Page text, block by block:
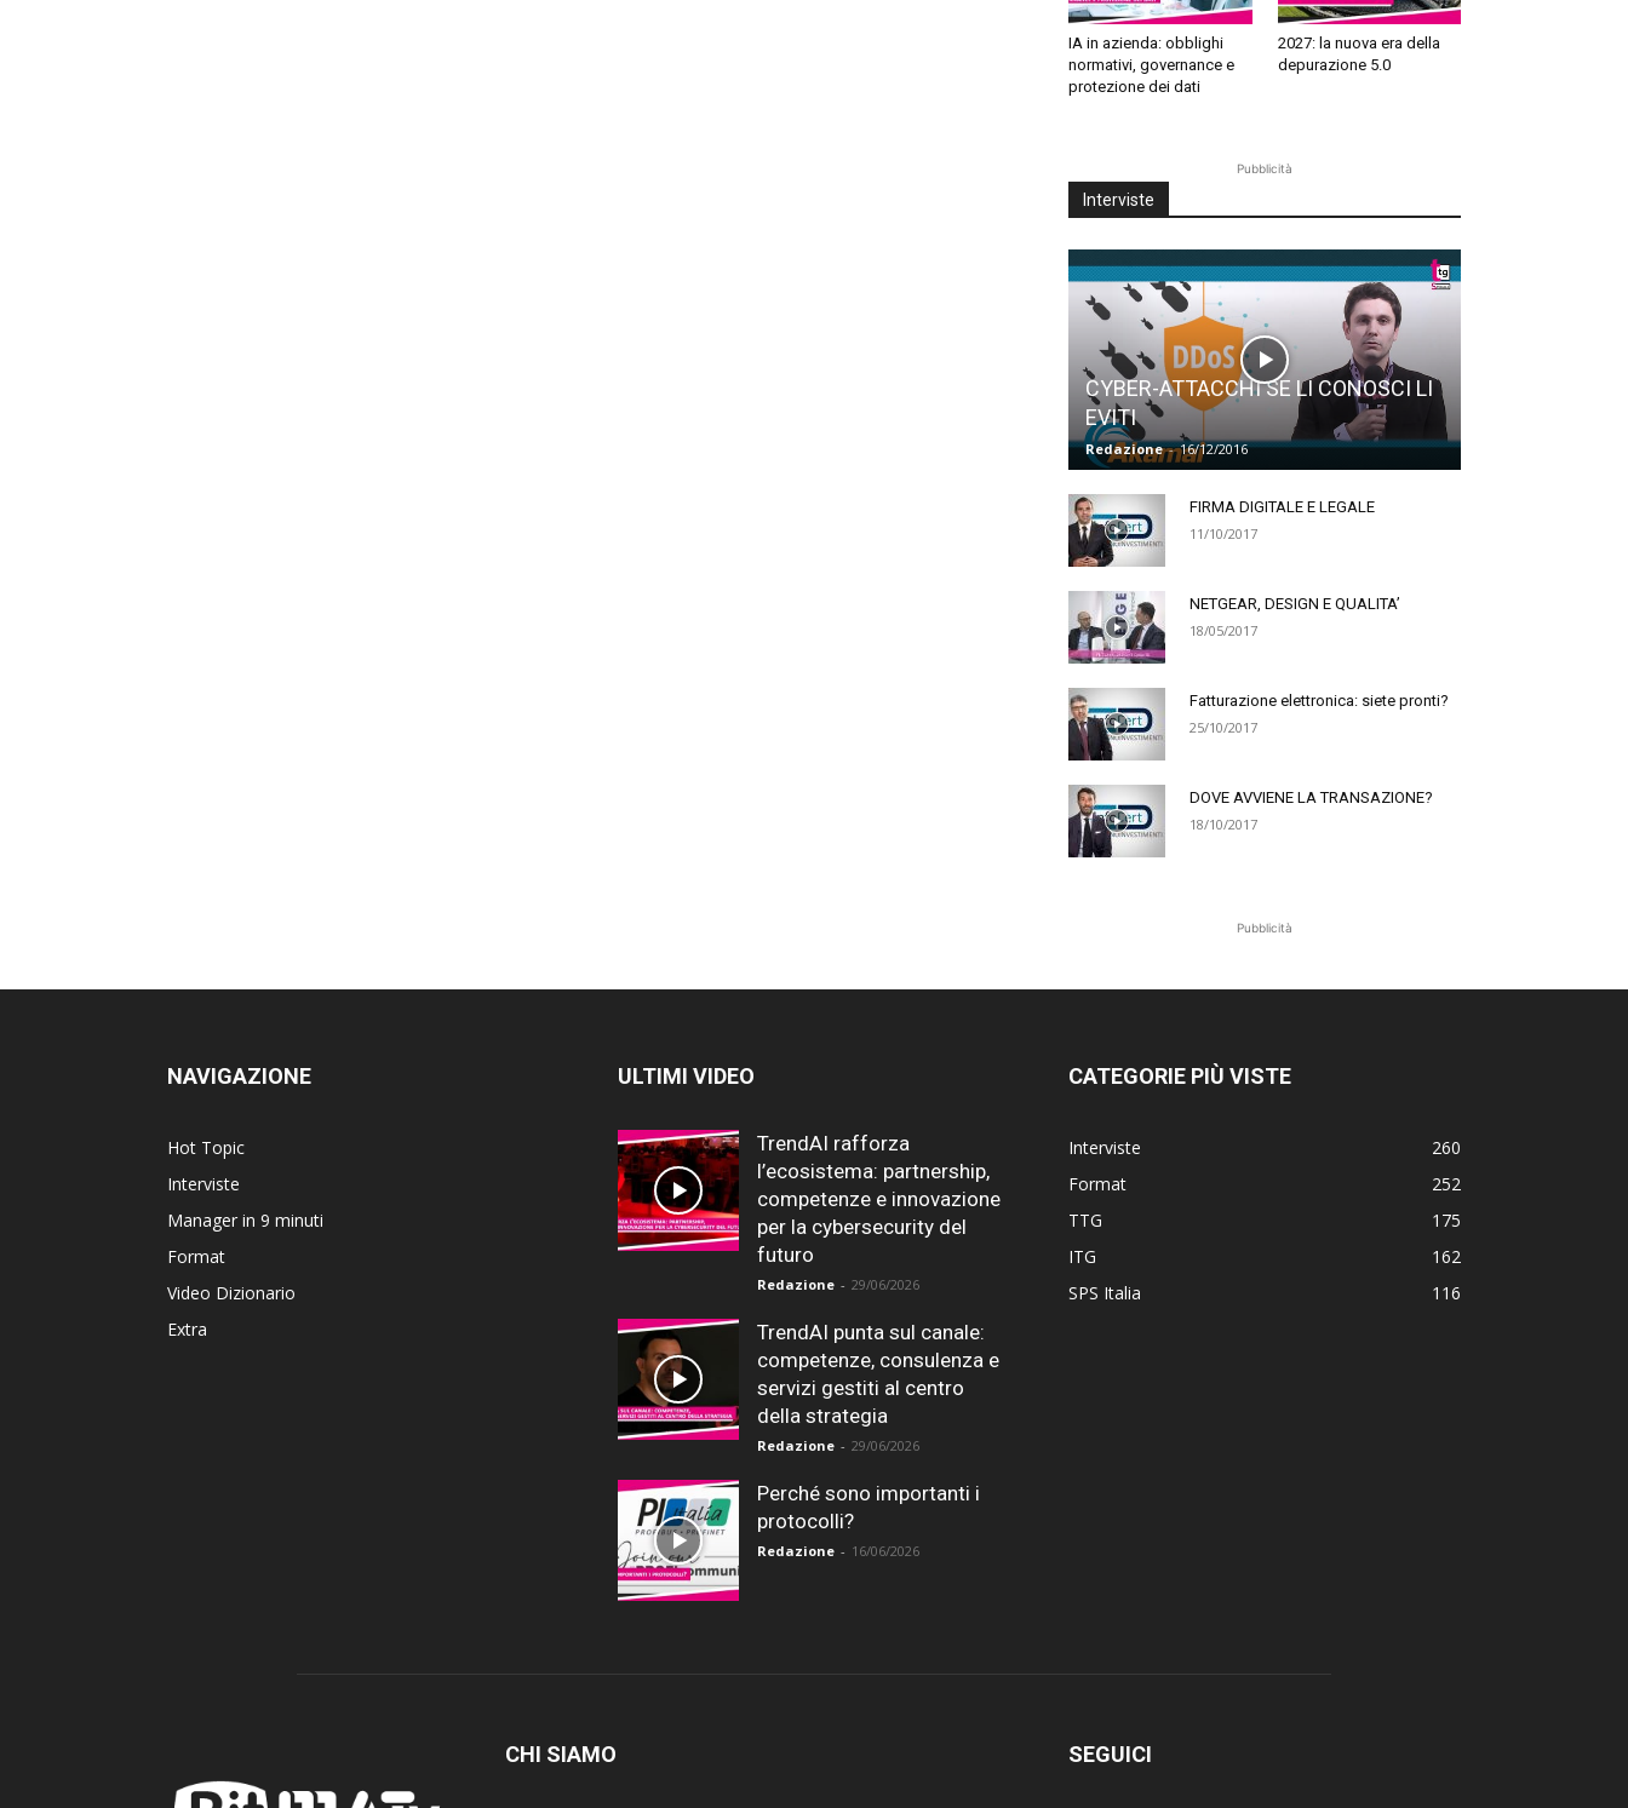
IA in azienda: obblighi
normativi, governance e
protezione dei dati
2027: la nuova era della
depurazione 5.0
Pubblicità
Interviste
CYBER-ATTACCHI SE LI CONOSCI LI
EVITI
Redazione - 16/12/2016
FIRMA DIGITALE E LEGALE
11/10/2017
NETGEAR, DESIGN E QUALITA’
18/05/2017
Fatturazione elettronica: siete pronti?
25/10/2017
DOVE AVVIENE LA TRANSAZIONE?
18/10/2017
Pubblicità
NAVIGAZIONE
Hot Topic
Interviste
Manager in 9 minuti
Format
Video Dizionario
Extra
ULTIMI VIDEO
TrendAI rafforza
l’ecosistema: partnership,
competenze e innovazione
per la cybersecurity del
futuro
Redazione - 29/06/2026
TrendAI punta sul canale:
competenze, consulenza e
servizi gestiti al centro
della strategia
Redazione - 29/06/2026
Perché sono importanti i
protocolli?
Redazione - 16/06/2026
CATEGORIE PIÙ VISTE
Interviste
260
Format
252
TTG
175
ITG
162
SPS Italia
116
CHI SIAMO SEGUICI